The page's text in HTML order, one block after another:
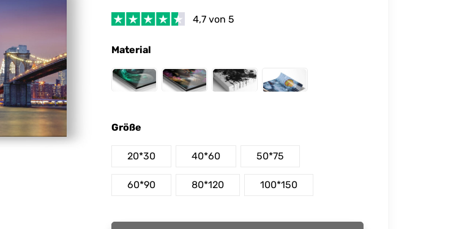
4,7 von 5
Material
Größe
20*30 40*60 50*75
60*90 80*120 100*150